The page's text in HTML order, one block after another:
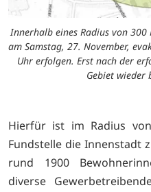
Innerhalb eines Radius von
am Samstag, 27. November,
Uhr erfolgen. Erst nach der
Gebiet wieder
Hierfür ist im Radius
Fundstelle die Innenstadt
rund 1900
diverse